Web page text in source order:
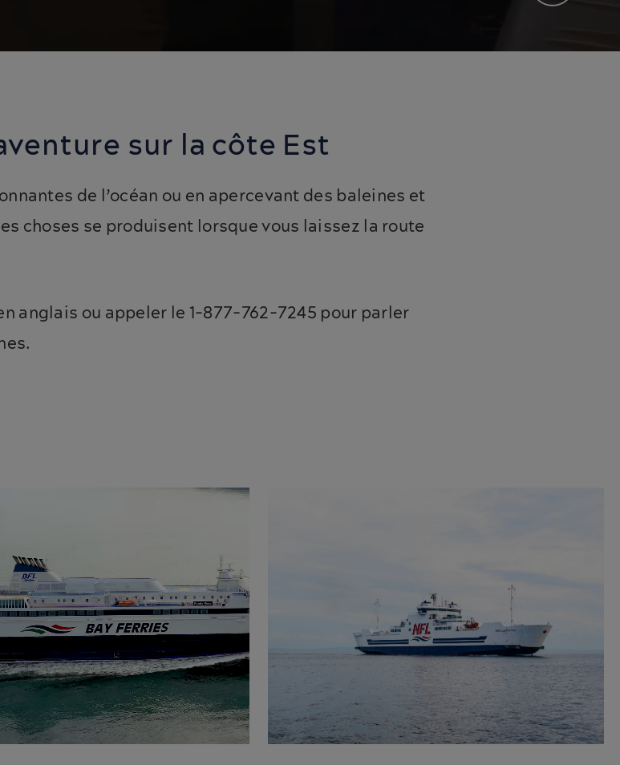
sur la côte Est
de l’océan ou en apercevant des baleines et
choses se produisent lorsque vous laissez la route
anglais ou appeler le 1-877-762-7245 pour parler